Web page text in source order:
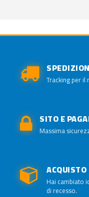
Tracking per
SITO E
Massima
Hai cambiato
di recesso.